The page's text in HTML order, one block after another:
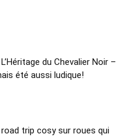
du Chevalier Noir –
été aussi ludique!
trip cosy sur roues qui